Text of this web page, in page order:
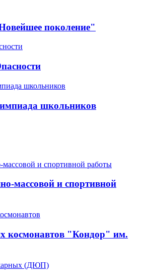
поколение"
школьников
массовой и спортивной
космонавтов "Кондор" им.